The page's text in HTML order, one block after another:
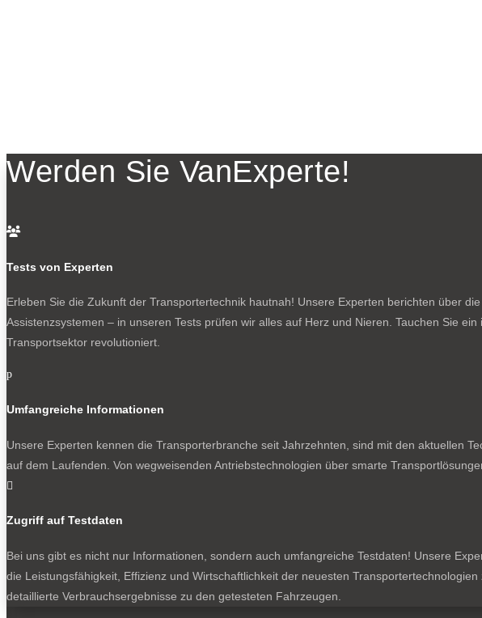
Werden Sie VanExperte!

Tests von Experten
Erleben Sie die Zukunft der Transportertechnik hautnah! Unsere Experten berichten über
Assistenzsystemen – in unseren Tests prüfen wir alles auf Herz und Nieren. Tauchen Sie
Transportsektor revolutioniert.
p
Umfangreiche Informationen
Unsere Experten kennen die Transporterbranche seit Jahrzehnten, sind mit den aktuellen
auf dem Laufenden. Von wegweisenden Antriebstechnologien über smarte

Zugriff auf Testdaten
Bei uns gibt es nicht nur Informationen, sondern auch umfangreiche Testdaten! Unsere
die Leistungsfähigkeit, Effizienz und Wirtschaftlichkeit der neuesten
detaillierte Verbrauchsergebnisse zu den getesteten Fahrzeugen.